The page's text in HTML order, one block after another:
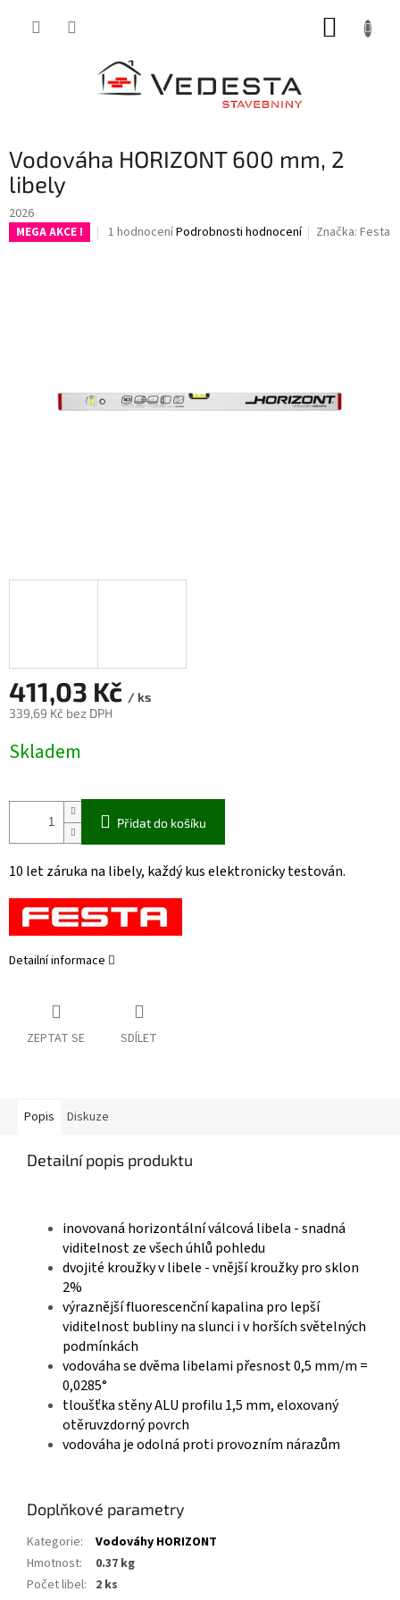
Vodováha HORIZONT 600 mm, 2
libely
2026
MEGA AKCE !
Průměrné
1 hodnoceníPodrobnosti hodnocení Značka:Festa
411,03 Kč / ks
339,69 Kč bez DPH
cena:
Skladem
Přidat do košíku
10 let záruka na libely, každý kus elektronicky testován.
Detailní informace
ZEPTAT SE SDÍLET
Popis Diskuze
Detailní popis produktu
inovovaná horizontální válcová libela - snadná
viditelnost ze všech úhlů pohledu
dvojité kroužky v libele - vnější kroužky pro sklon
2%
výraznější fluorescenční kapalina pro lepší
viditelnost bubliny na slunci i v horších světelných
podmínkách
vodováha se dvěma libelami přesnost 0,5 mm/m =
0,0285°
tloušťka stěny ALU profilu 1,5 mm, eloxovaný
otěruvzdorný povrch
vodováha je odolná proti provozním nárazům
Doplňkové parametry
Kategorie:
Vodováhy HORIZONT
Hmotnost:
0.37 kg
Počet libel: 2 ks